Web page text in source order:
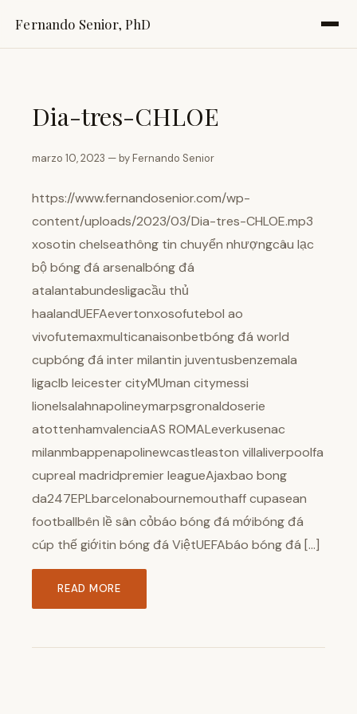
Fernando Senior, PhD
Dia-tres-CHLOE
marzo 10, 2023 — by Fernando Senior
https://www.fernandosenior.com/wp-
content/uploads/2023/03/Dia-tres-CHLOE.mp3
xosotin chelseathông tin chuyển nhượngcâu lạc
bộ bóng đá arsenalbóng đá
atalantabundesligacầu thủ
haalandUEFAevertonxosofutebol ao
vivofutemaxmulticanaisonbetbóng đá world
cupbóng đá inter milantin juventusbenzemala
ligaclb leicester cityMUman citymessi
lionelsalahnapolineymarpsgronaldoserie
atottenhamvalenciaAS ROMALeverkusenac
milanmbappenapolinewcastleaston villaliverpoolfa
cupreal madridpremier leagueAjaxbao bong
da247EPLbarcelonabournemouthaff cupasean
footballbên lề sân cỏbáo bóng đá mớibóng đá
cúp thế giớitin bóng đá ViệtUEFAbáo bóng đá […]
READ MORE